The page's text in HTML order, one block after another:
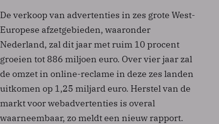
De verkoop van advertenties in zes grote West-
Europese afzetgebieden, waaronder
Nederland, zal dit jaar met ruim 10 procent
groeien tot 886 miljoen euro. Over vier jaar zal
de omzet in online-reclame in deze zes landen
uitkomen op 1,25 miljard euro. Herstel van de
markt voor webadvertenties is overal
waarneembaar, zo meldt een nieuw rapport.